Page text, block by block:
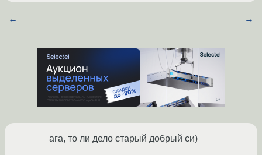
← →
ага, то ли дело старый добрый си)